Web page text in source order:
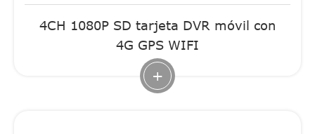
4CH 1080P SD tarjeta DVR móvil con
4G GPS WIFI
+